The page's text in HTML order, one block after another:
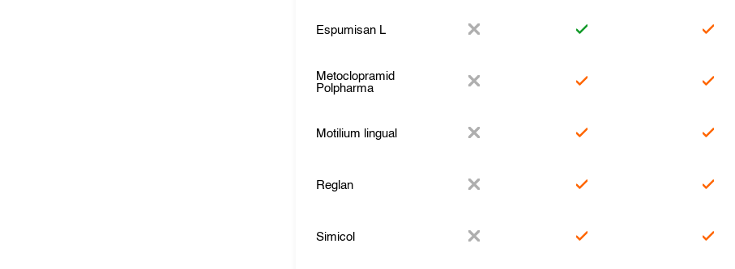
Espumisan L
Metoclopramid
Polpharma
Motilium lingual
Reglan
Simicol